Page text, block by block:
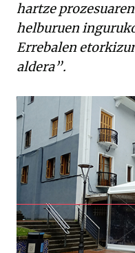
hartze
helburuen
Errebalen
aldera”.